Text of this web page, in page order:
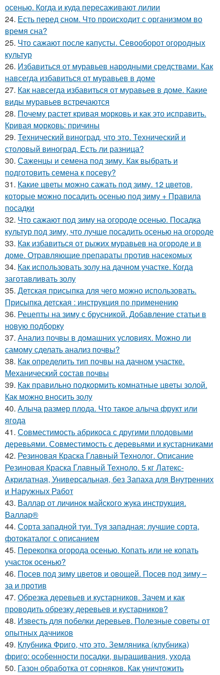
осенью. Когда и куда пересаживают лилии
24. Есть перед сном. Что происходит с организмом во
время сна?
25. Что сажают после капусты. Севооборот огородных
культур
26. Избавиться от муравьев народными средствами. Как
навсегда избавиться от муравьев в доме
27. Как навсегда избавиться от муравьев в доме. Какие
виды муравьев встречаются
28. Почему растет кривая морковь и как это исправить.
Кривая морковь: причины
29. Технический виноград, что это. Технический и
столовый виноград. Есть ли разница?
30. Саженцы и семена под зиму. Как выбрать и
подготовить семена к посеву?
31. Какие цветы можно сажать под зиму. 12 цветов,
которые можно посадить осенью под зиму + Правила
посадки
32. Что сажают под зиму на огороде осенью. Посадка
культур под зиму, что лучше посадить осенью на огороде
33. Как избавиться от рыжих муравьев на огороде и в
доме. Отравляющие препараты против насекомых
34. Как использовать золу на дачном участке. Когда
заготавливать золу
35. Детская присыпка для чего можно использовать.
Присыпка детская : инструкция по применению
36. Рецепты на зиму с брусникой. Добавление статьи в
новую подборку
37. Анализ почвы в домашних условиях. Можно ли
самому сделать анализ почвы?
38. Как определить тип почвы на дачном участке.
Механический состав почвы
39. Как правильно подкормить комнатные цветы золой.
Как можно вносить золу
40. Алыча размер плода. Что такое алыча фрукт или
ягода
41. Совместимость абрикоса с другими плодовыми
деревьями. Совместимость с деревьями и кустарниками
42. Резиновая Краска Главный Технолог. Описание
Резиновая Краска Главный Техноло. 5 кг Латекс-
Акрилатная, Универсальная, без Запаха для Внутренних
и Наружных Работ
43. Валлар от личинок майского жука инструкция.
Валлар®
44. Сорта западной туи. Туя западная: лучшие сорта,
фотокаталог с описанием
45. Перекопка огорода осенью. Копать или не копать
участок осенью?
46. Посев под зиму цветов и овощей. Посев под зиму –
за и против
47. Обрезка деревьев и кустарников. Зачем и как
проводить обрезку деревьев и кустарников?
48. Известь для побелки деревьев. Полезные советы от
опытных дачников
49. Клубника Фриго, что это. Земляника (клубника)
фриго: особенности посадки, выращивания, ухода
50. Газон обработка от сорняков. Как уничтожить